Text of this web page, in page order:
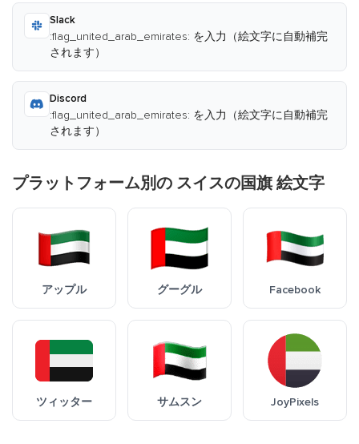
Slack
:flag_united_arab_emirates: を入力（絵文字に自動補完
されます）
Discord
:flag_united_arab_emirates: を入力（絵文字に自動補完
されます）
プラットフォーム別の スイスの国旗 絵文字
アップル グーグル Facebook
ツィッター サムスン JoyPixels